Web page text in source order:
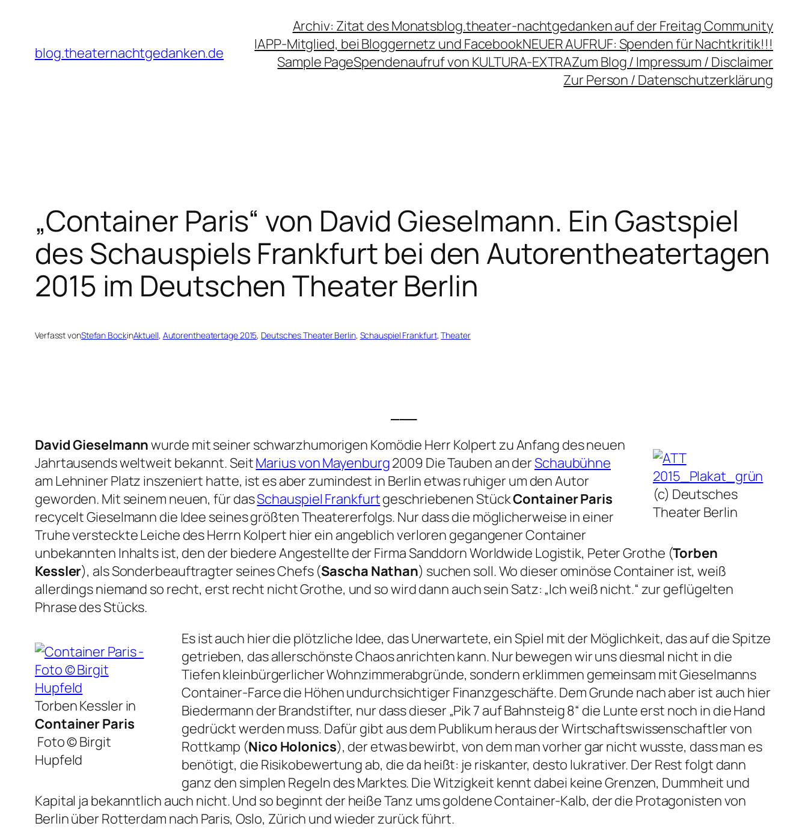
springenblog.theaternachtgedanken.de
Archiv: Zitat des Monatsblog.theater-nachtgedanken auf der Freitag Community
IAPP-Mitglied, bei Bloggernetz und FacebookNEUER AUFRUF: Spenden für Nachtkritik!!!
Sample PageSpendenaufruf von KULTURA-EXTRAZum Blog / Impressum / Disclaimer
Zur Person / Datenschutzerklärung
„Container Paris“ von David Gieselmann. Ein Gastspiel
des Schauspiels Frankfurt bei den Autorentheatertagen
2015 im Deutschen Theater Berlin
Verfasst vonStefan BockinAktuell, Autorentheatertage 2015, Deutsches Theater Berlin, Schauspiel Frankfurt, Theater
(c) Deutsches
Theater Berlin
David Gieselmannwurde mit seiner schwarzhumorigen Komödie Herr Kolpertzu Anfang des neuen
Jahrtausends weltweit bekannt. SeitMarius von Mayenburg2009 Die Tauben an derSchaubühne
am Lehniner Platz inszeniert hatte, ist es aber zumindest in Berlin etwas ruhiger um den Autor
geworden. Mit seinem neuen, für dasSchauspiel Frankfurtgeschriebenen StückContainer Paris
recycelt Gieselmann die Idee seines größten Theatererfolgs. Nur dass die möglicherweise in einer
Truhe versteckte Leiche des Herrn Kolpert hier ein angeblich verloren gegangener Container
unbekannten Inhalts ist, den der biedere Angestellte der Firma Sanddorn Worldwide Logistik, Peter Grothe (Torben
Kessler), als Sonderbeauftragter seines Chefs (Sascha Nathan) suchen soll. Wo dieser ominöse Container ist, weiß
allerdings niemand so recht, erst recht nicht Grothe, und so wird dann auch sein Satz: „Ich weiß nicht.“ zur geflügelten
Phrase des Stücks.
Torben Kessler in
Container Paris
Foto © Birgit
Hupfeld
Es ist auch hier die plötzliche Idee, das Unerwartete, ein Spiel mit der Möglichkeit, das auf die Spitze
getrieben, das allerschönste Chaos anrichten kann. Nur bewegen wir uns diesmal nicht in die
Tiefen kleinbürgerlicher Wohnzimmerabgründe, sondern erklimmen gemeinsam mit Gieselmanns
Container-Farce die Höhen undurchsichtiger Finanzgeschäfte. Dem Grunde nach aber ist auch hier
Biedermann der Brandstifter, nur dass dieser „Pik 7 auf Bahnsteig 8“ die Lunte erst noch in die Hand
gedrückt werden muss. Dafür gibt aus dem Publikum heraus der Wirtschaftswissenschaftler von
Rottkamp (Nico Holonics), der etwas bewirbt, von dem man vorher gar nicht wusste, dass man es
benötigt, die Risikobewertung ab, die da heißt: je riskanter, desto lukrativer. Der Rest folgt dann
ganz den simplen Regeln des Marktes. Die Witzigkeit kennt dabei keine Grenzen, Dummheit und
Kapital ja bekanntlich auch nicht. Und so beginnt der heiße Tanz ums goldene Container-Kalb, der die Protagonisten von
Berlin über Rotterdam nach Paris, Oslo, Zürich und wieder zurück führt.